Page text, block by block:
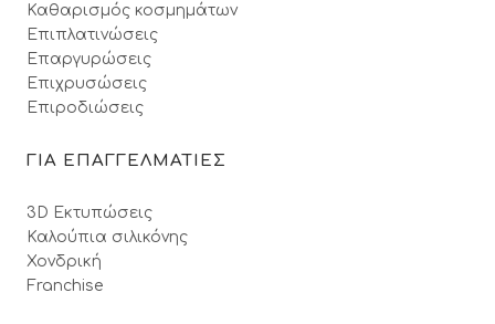
Καθαρισμός κοσμημάτων
Επιπλατινώσεις
Επαργυρώσεις
Επιχρυσώσεις
Επιροδιώσεις
ΓΙΑ ΕΠΑΓΓΕΛΜΑΤΙΕΣ
3D Εκτυπώσεις
Καλούπια σιλικόνης
Χονδρική
Franchise